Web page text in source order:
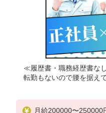
≪履歴書・職務経歴書な
転勤もないので腰を据え
月給200000〜250000